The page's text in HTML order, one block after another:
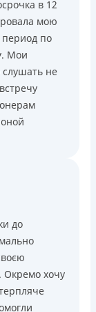
день для
(после
ИНН, номер
сразу после
на
клиентов
в 12
мою
период по
Мои
не
до
Окремо хочу